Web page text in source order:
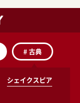
#古典
シェイクスピア